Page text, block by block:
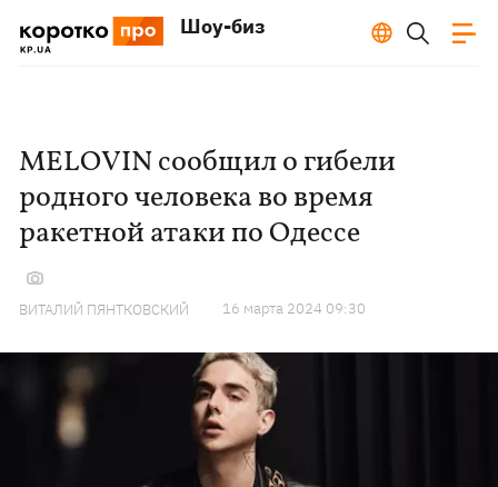
Шоу-биз
MELOVIN сообщил о гибели
родного человека во время
ракетной атаки по Одессе
ВИТАЛИЙ ПЯНТКОВСКИЙ 16 марта 2024 09:30